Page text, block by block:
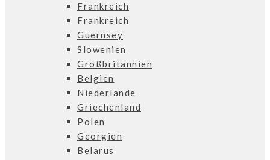
Frankreich
Frankreich
Guernsey
Slowenien
Großbritannien
Belgien
Niederlande
Griechenland
Polen
Georgien
Belarus